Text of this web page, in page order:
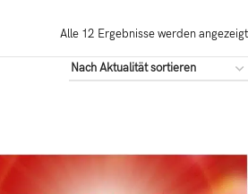
Alle 12 Ergebnisse werden angezeigt